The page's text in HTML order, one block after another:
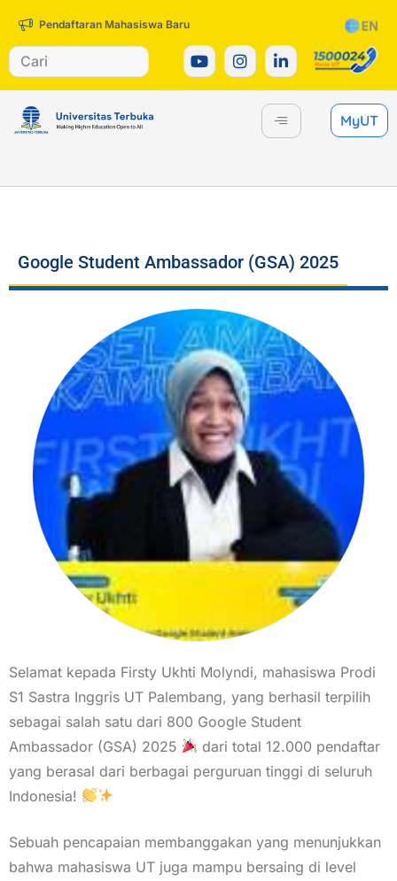
Pendaftaran Mahasiswa Baru
MyUT
Google Student Ambassador (GSA) 2025
Selamat kepada Firsty Ukhti Molyndi, mahasiswa Prodi
S1 Sastra Inggris UT Palembang, yang berhasil terpilih
sebagai salah satu dari 800 Google Student
Ambassador (GSA) 2025
dari total 12.000 pendaftar
yang berasal dari berbagai perguruan tinggi di seluruh
Indonesia!
Sebuah pencapaian membanggakan yang menunjukkan
bahwa mahasiswa UT juga mampu bersaing di level